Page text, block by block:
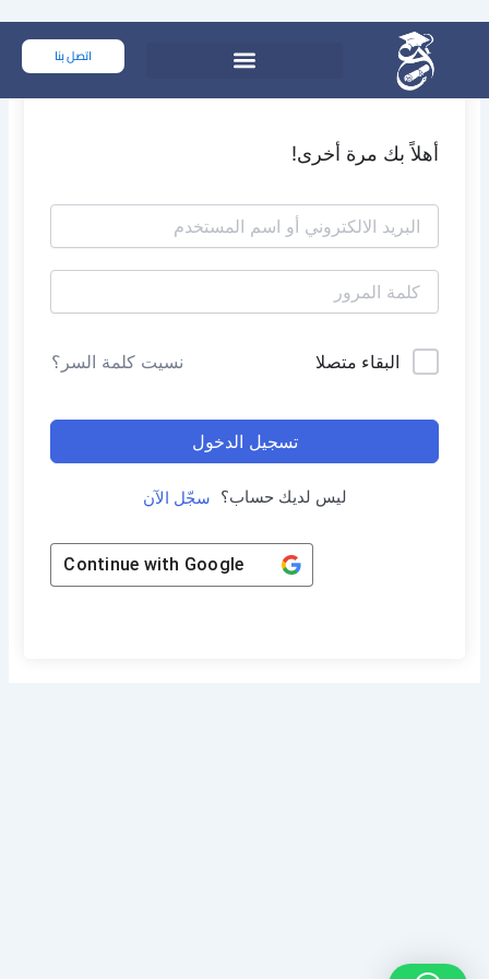
المحتوى
اتصل بنا
أهلاً بك مرة أخرى!
البقاء متصلا نسيت كلمة السر؟
تسجيل الدخول
ليس لديك حساب؟ سجّل الآن
Continue with Google